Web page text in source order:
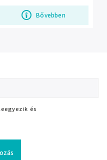
Bővebben
és